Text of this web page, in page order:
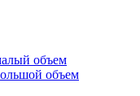
объем
объем